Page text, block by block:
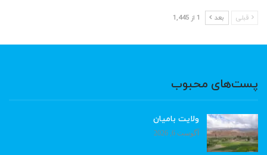
قبلی بعد 1 از 1,445
پست‌های محبوب
ولایت بامیان
آگوست 6, 2026